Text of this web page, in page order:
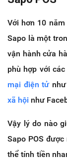
Với hơn 10
Sapo là một
vận hành cửa
phù hợp với
mại điện tửnhư
xã hội như
Vậy lý do nào
Sapo POS
thể tính tiền